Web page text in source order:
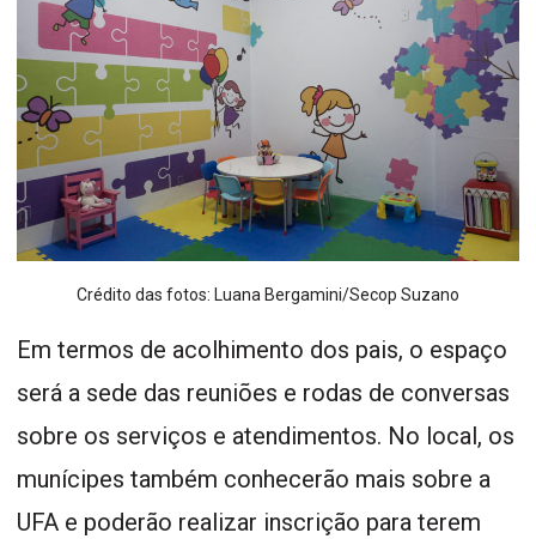
Crédito das fotos: Luana Bergamini/Secop Suzano
Em termos de acolhimento dos pais, o espaço
será a sede das reuniões e rodas de conversas
sobre os serviços e atendimentos. No local, os
munícipes também conhecerão mais sobre a
UFA e poderão realizar inscrição para terem